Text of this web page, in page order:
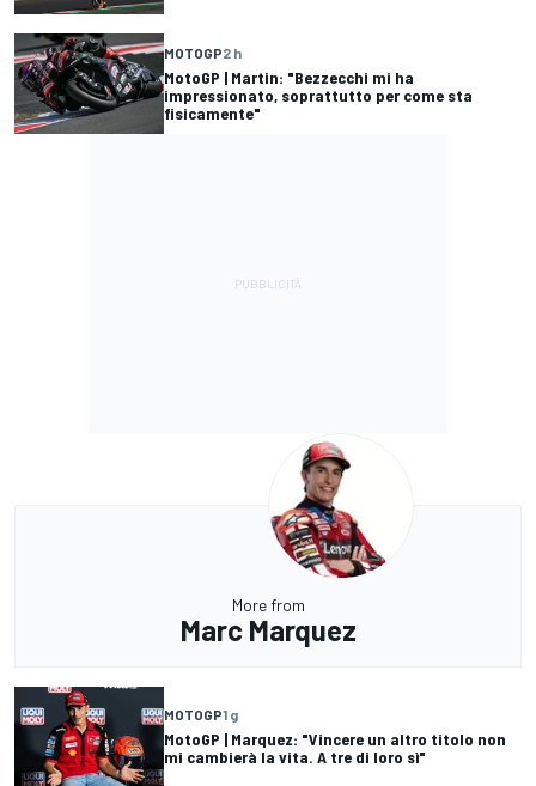
MOTOGP2 h
MotoGP | Martin: "Bezzecchi mi ha
impressionato, soprattutto per come sta
fisicamente"
More from
Marc Marquez
MOTOGP1 g
MotoGP | Marquez: "Vincere un altro titolo non
mi cambierà la vita. A tre di loro sì"